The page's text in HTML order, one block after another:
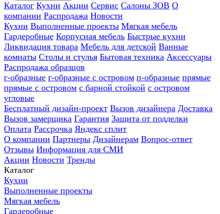
Каталог Кухни Акции Сервис Салоны ЗОВ О
компании Распродажа Новости
Кухни Выполненные проекты Мягкая мебель
Гардеробные Корпусная мебель Быстрые кухни
Ликвидация товара Мебель для детской Ванные
комнаты Столы и стулья Бытовая техника Аксессуары
Распродажа образцов
г-образные г-образные с островом п-образные прямые
прямые с островом с барной стойкой с островом
угловые
Бесплатный дизайн-проект Вызов дизайнера Доставка
Вызов замерщика Гарантия Защита от подделки
Оплата Рассрочка Яндекс сплит
О компании Партнеры Дизайнерам Вопрос-ответ
Отзывы Информация для СМИ
Акции Новости Тренды
Каталог
Кухни
Выполненные проекты
Мягкая мебель
Гардеробные